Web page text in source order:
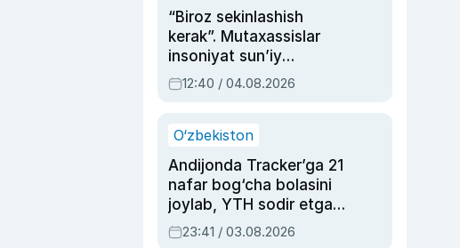
“Biroz sekinlashish
kerak”. Mutaxassislar
insoniyat sun’iy
intellektni boshqara
olmay qolishidan xavotir
12:40 / 04.08.2026
O‘zbekiston
Andijonda Tracker’ga 21
nafar bog‘cha bolasini
joylab, YTH sodir etgan
ayolga sud hukmi o‘qildi
23:41 / 03.08.2026